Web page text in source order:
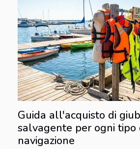
Guida all'acquisto di
salvagente per ogni tipo
navigazione